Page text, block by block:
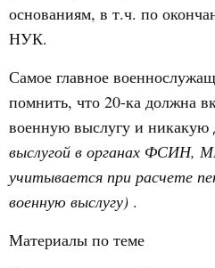
основаниям, в т.ч. по
НУК.
Самое главное
помнить, что 20-ка должна
военную выслугу и никакую
выслугой в органах ФСИН,
учитывается при расчете
военную выслугу) .
Материалы по теме